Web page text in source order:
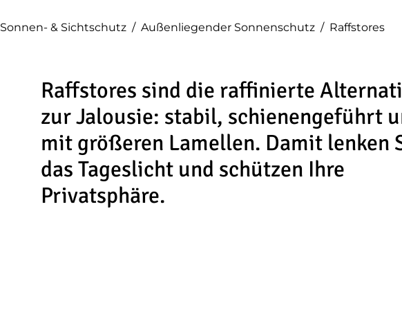
Sonnen- & Sichtschutz / Außenliegender Sonnenschutz / Raffstores
Raffstores sind die raffinierte
zur Jalousie: stabil, schienengeführt
mit größeren Lamellen. Damit lenken
das Tageslicht und schützen Ihre
Privatsphäre.